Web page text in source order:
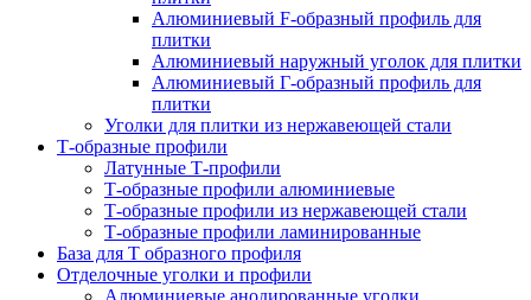
Алюминиевый F-образный профиль для
плитки
Алюминиевый наружный уголок для плитки
Алюминиевый Г-образный профиль для
плитки
Уголки для плитки из нержавеющей стали
Т-образные профили
Латунные Т-профили
Т-образные профили алюминиевые
Т-образные профили из нержавеющей стали
Т-образные профили ламинированные
База для Т образного профиля
Отделочные уголки и профили
Алюминиевые анодированные уголки